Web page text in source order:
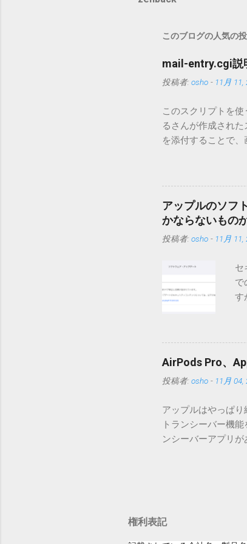
このブログの人気の
mail-entry.cgi説
投稿者: osho - 11月 11,
このスクリプトを
るさんが作成され
を添付することで
す。 現在のバージ
点が多いため、こ
は0.6.3をご利用く
されてしまう不具
entry.zipをダウンロ
を見ると「
うようです。）
バージョン番号と
一つずつ順に適用
目的となっていま
ール本文の1行目に
定してください。
応じて指定してくだ
アップルのソフ
かならないもの
投稿者: osho - 11月 11,
セ
で
す
だ
分
各
準
AirPods Pro、
投稿者: osho - 11月 04,
アップルはやっぱ
トランシーバー機
ンシーバーアプリ
証ですが、おそら
して話したことは、
ながる。まさにアッ
権利表記